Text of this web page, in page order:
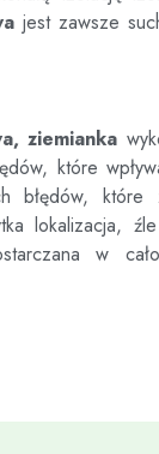
jest zawsze
ziemianka
które
błędów, które
lokalizacja,
w